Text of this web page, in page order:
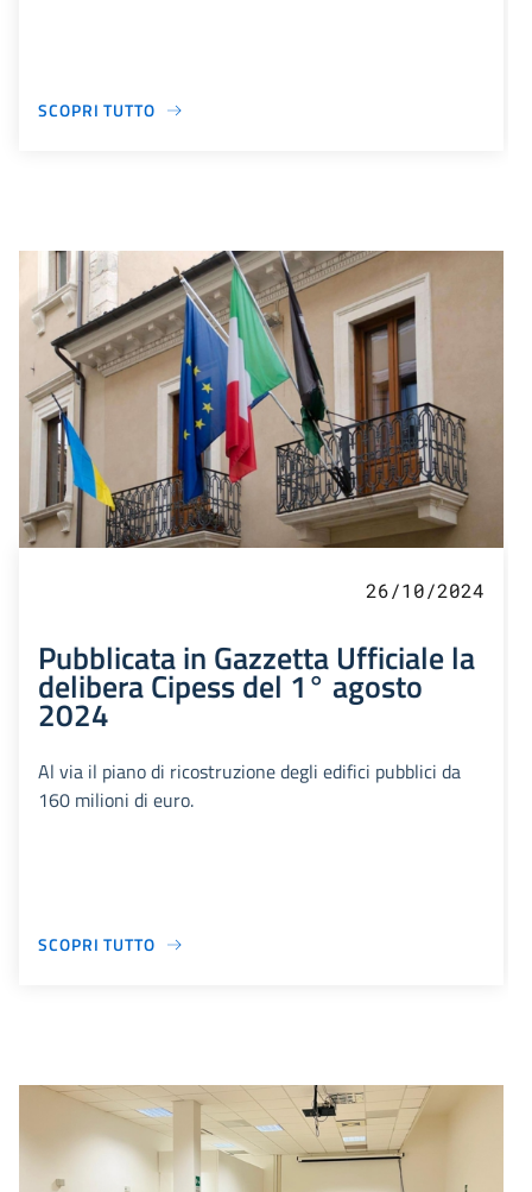
SCOPRI TUTTO
26/10/2024
Pubblicata in Gazzetta Ufficiale la
delibera Cipess del 1° agosto
2024
Al via il piano di ricostruzione degli edifici pubblici da
160 milioni di euro.
SCOPRI TUTTO